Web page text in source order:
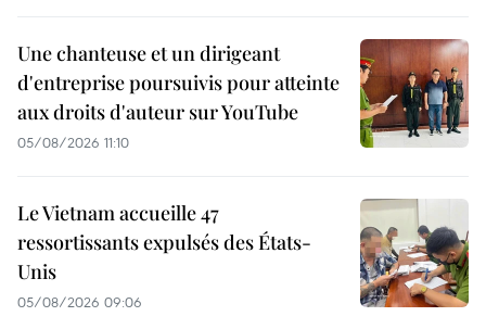
Une chanteuse et un dirigeant
d'entreprise poursuivis pour atteinte
aux droits d'auteur sur YouTube
05/08/2026 11:10
Le Vietnam accueille 47
ressortissants expulsés des États-
Unis
05/08/2026 09:06